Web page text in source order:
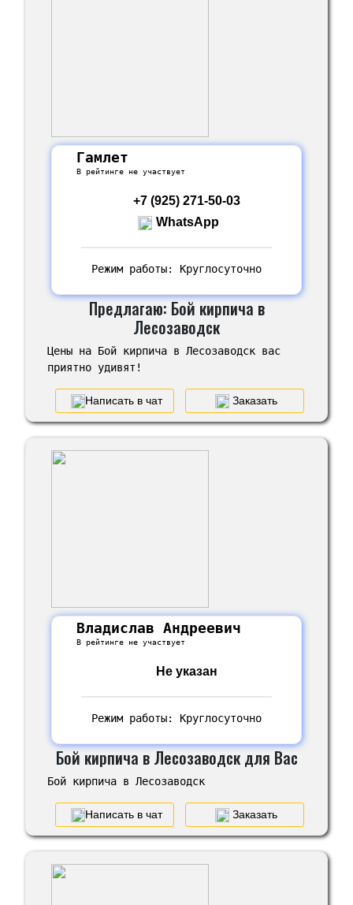
Гамлет
В рейтинге не участвует
+7 (925) 271-50-03
WhatsApp
Режим работы: Круглосуточно
Предлагаю: Бой кирпича в
Лесозаводск
Цены на Бой кирпича в Лесозаводск вас
приятно удивят!
Написать в чат Заказать
Владислав Андреевич
В рейтинге не участвует
Не указан
Режим работы: Круглосуточно
Бой кирпича в Лесозаводск для Вас
Бой кирпича в Лесозаводск
Написать в чат Заказать